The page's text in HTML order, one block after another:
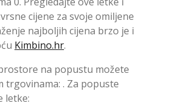
cijene za svoje omiljene
najboljih cijena brzo je i
Kimbino.hr.
na popustu možete
trgovinama: . Za popuste
letke: